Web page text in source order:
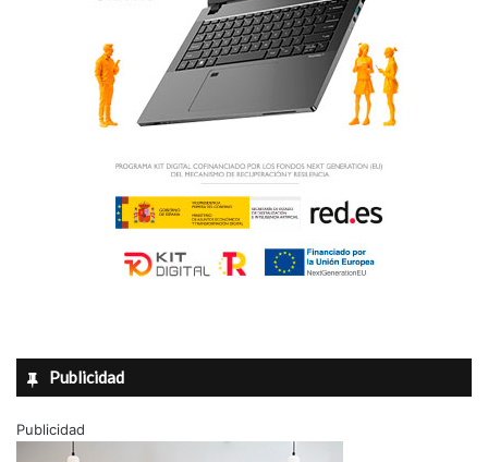
Publicidad
Publicidad